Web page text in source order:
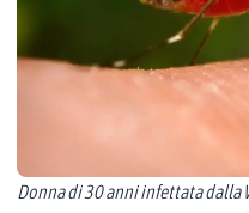
Donna di 30 anni infettata dalla